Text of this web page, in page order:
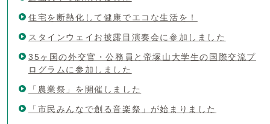
住宅を断熱化して健康でエコな生活を！
スタインウェイお披露目演奏会に参加しました
35ヶ国の外交官・公務員と帝塚山大学生の国際交流プ
ログラムに参加しました
「農業祭」を開催しました
「市民みんなで創る音楽祭」が始まりました